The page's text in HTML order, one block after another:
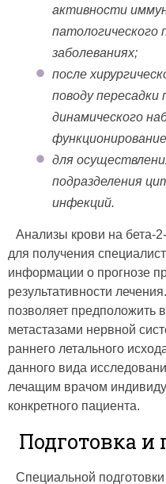
активности
патологического
заболеваниях;
после
поводу пересадки
динамического
для
подразделения
инфекций.
Анализы крови на бета-
для получения
информации о прогнозе
результативности
позволяет предположить
метастазами нервной
раннего летального
данного вида
лечащим врачом
конкретного пациента.
Подготовка и
Специальной